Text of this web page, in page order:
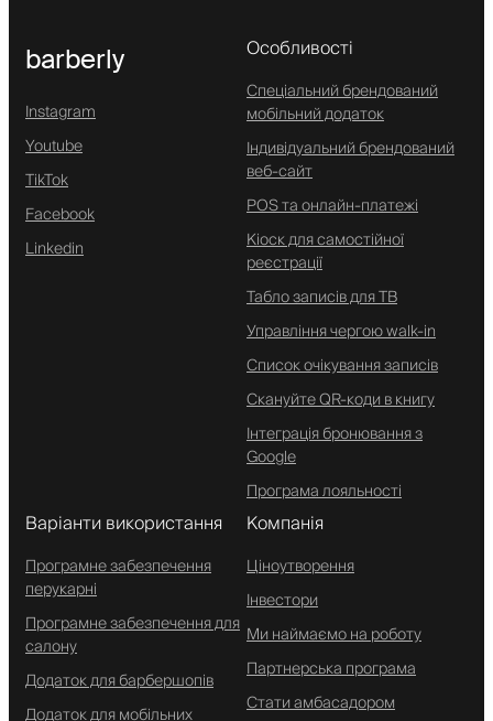
barberly
Instagram
Youtube
TikTok
Facebook
Linkedin
Особливості
Спеціальний брендований
мобільний додаток
Індивідуальний брендований
веб-сайт
POS та онлайн-платежі
Кіоск для самостійної
реєстрації
Табло записів для ТВ
Управління чергою walk-in
Список очікування записів
Скануйте QR-коди в книгу
Інтеграція бронювання з
Google
Програма лояльності
Варіанти використання
Програмне забезпечення
перукарні
Програмне забезпечення для
салону
Додаток для барбершопів
Додаток для мобільних
Компанія
Ціноутворення
Інвестори
Ми наймаємо на роботу
Партнерська програма
Стати амбасадором